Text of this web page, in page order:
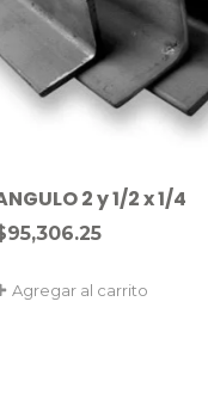
2 y 1/2 x 1/4
95,306.25
Agregar al carrito